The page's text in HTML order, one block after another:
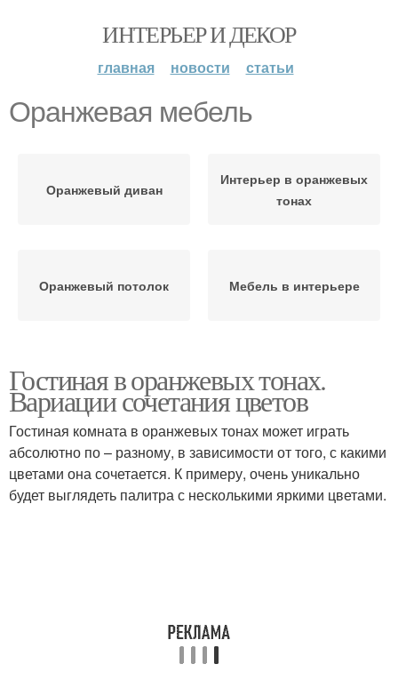
ИНТЕРЬЕР И ДЕКОР
главная новости статьи
Оранжевая мебель
Оранжевый диван
Интерьер в оранжевых
тонах
Оранжевый потолок Мебель в интерьере
Гостиная в оранжевых тонах.
Вариации сочетания цветов
Гостиная комната в оранжевых тонах может играть
абсолютно по – разному, в зависимости от того, с какими
цветами она сочетается. К примеру, очень уникально
будет выглядеть палитра с несколькими яркими цветами.